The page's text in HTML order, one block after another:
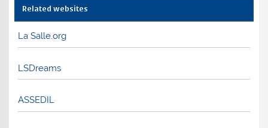
Related websites
La Salle.org
LSDreams
ASSEDIL